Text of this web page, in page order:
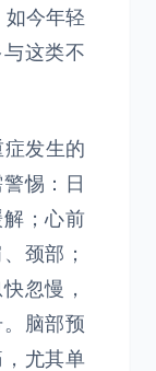
如今年轻
这类不
发生的
惕：日
；心前
颈部；
忽慢，
脑部预
尤其单